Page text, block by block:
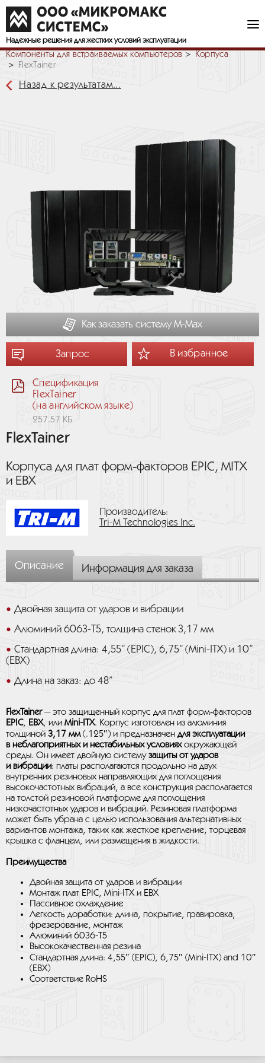
Надежные решения для жестких условий эксплуатации
Компоненты для встраиваемых компьютеров
Корпуса
FlexTainer
Назад к результатам...
Как заказать систему М-Мах
Запрос В избранное
Спецификация
FlexTainer
(на английском языке)
257.57 КБ
FlexTainer
Корпуса для плат форм‑факторов EPIC, MITX
и EBX
Производитель:
Tri-M Technologies Inc.
Описание Информация для заказа
Двойная защита от ударов и вибрации
Алюминий 6063-T5, толщина стенок 3,17 мм
Стандартная длина: 4,55” (EPIC), 6,75” (Mini-ITX) и 10”
(EBX)
Длина на заказ: до 48”
FlexTainer— это защищенный корпус для плат форм‑факторов
EPIC, EBX, или Mini-ITX. Корпус изготовлен из алюминия
толщиной 3,17 мм(.125″) и предназначен для эксплуатации
в неблагоприятных и нестабильных условияхокружающей
среды. Он имеет двойную систему защиты от ударов
и вибрации: платы располагаются продольно на двух
внутренних резиновых направляющих для поглощения
высокочастотных вибраций, а все конструкция располагается
на толстой резиновой платформе для поглощения
низкочастотных ударов и вибраций. Резиновая платформа
может быть убрана с целью использования альтернативных
вариантов монтажа, таких как жесткое крепление, торцевая
крышка с фланцем, или размещения в жидкости.
Преимущества
Двойная защита от ударов и вибрации
Монтаж плат EPIC, Mini-ITX и EBX
Пассивное охлаждение
Легкость доработки: длина, покрытие, гравировка,
фрезерование, монтаж
Алюминий 6036-T5
Высококачественная резина
Стандартная длина: 4,55″ (EPIC), 6,75″ (Mini-ITX) and 10″
(EBX)
Соответствие RoHS